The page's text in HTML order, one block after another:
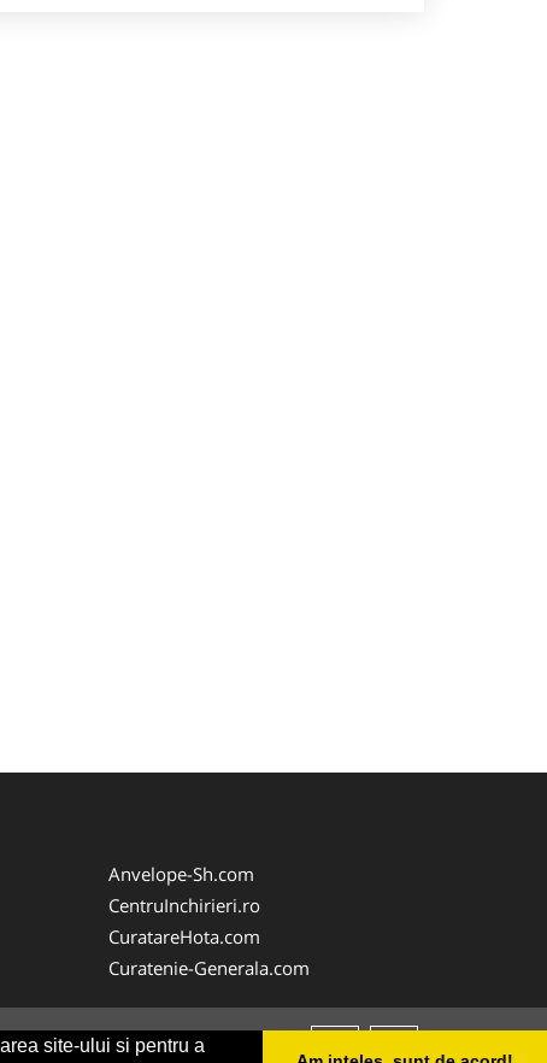
site-ului si pentru a
Anvelope-Sh.com
CentruInchirieri.ro
CuratareHota.com
Curatenie-Generala.com